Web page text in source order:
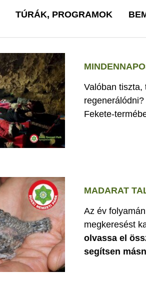
TÚRÁK, PROGRAMOK
Valóban tiszta,
Fekete-
MADARAT
Az év
megkeresést
olvassa el
segítsen